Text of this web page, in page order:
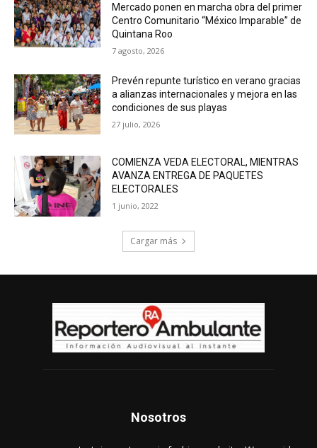
Mercado ponen en marcha obra del primer
Centro Comunitario “México Imparable” de
Quintana Roo
7 agosto, 2026
Prevén repunte turístico en verano gracias
a alianzas internacionales y mejora en las
condiciones de sus playas
27 julio, 2026
COMIENZA VEDA ELECTORAL, MIENTRAS
AVANZA ENTREGA DE PAQUETES
ELECTORALES
1 junio, 2022
Cargar más
Nosotros